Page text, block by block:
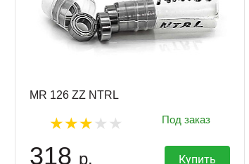
MR 126 ZZ NTRL
Под заказ
318 р. Купить